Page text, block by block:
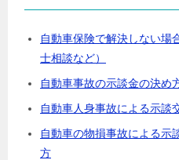
自動車保険で解決しない場
士相談など）
自動車事故の示談金の決め
自動車人身事故による示談
自動車の物損事故による示
方